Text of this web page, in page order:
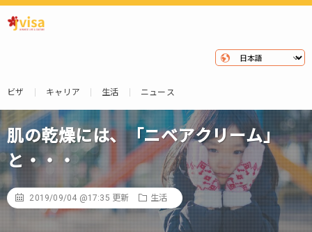
ビザ キャリア 生活 ニュース
肌の乾燥には、「ニベアクリーム」
と・・・
2019/09/04 @17:35 更新 生活